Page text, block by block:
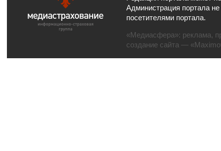
Администрация портала
посетителями портала.
«Медиасфера»: реклама,
создание сайта —